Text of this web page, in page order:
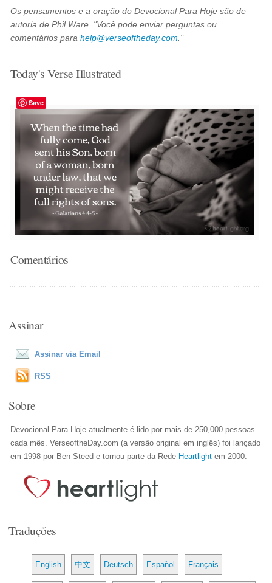
Os pensamentos e a oração do Devocional Para Hoje são de
autoria de Phil Ware. "Você pode enviar perguntas ou
comentários parahelp@verseoftheday.com ."
Today's Verse Illustrated
Save
Comentários
Assinar
Assinar via Email
RSS
Sobre
Devocional Para Hoje atualmente é lido por mais de 250,000 pessoas
cada mês. VerseoftheDay.com (a versão original em inglês) foi lançado
em 1998 por Ben Steed e tornou parte da Rede Heartlight em 2000.
Traduções
English 中文 Deutsch Español Français